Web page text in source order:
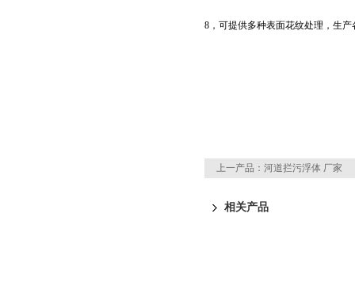
8，可提供多种表面花纹处理，生
上一产品： 河道拦污浮体 厂家
相关产品